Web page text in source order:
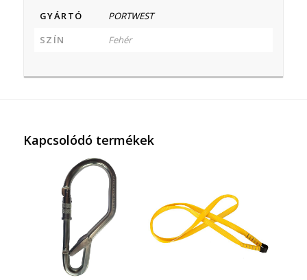
GYÁRTÓ
PORTWEST
SZÍN
Fehér
Kapcsolódó termékek